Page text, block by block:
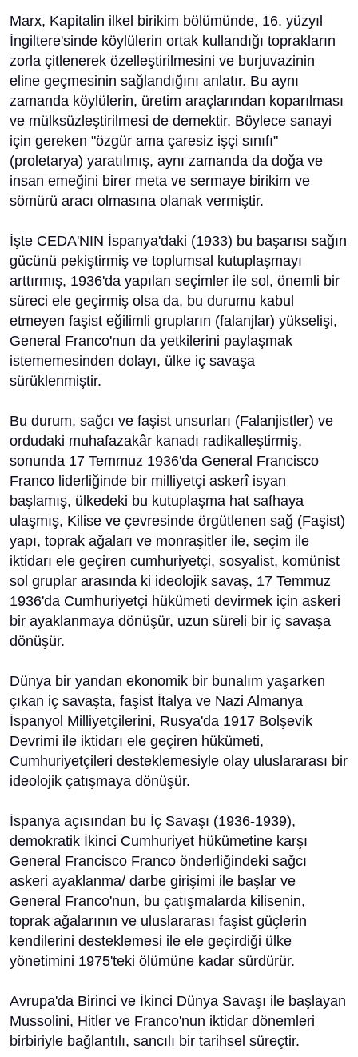
Marx, Kapitalin ilkel birikim bölümünde, 16. yüzyıl
İngiltere'sinde köylülerin ortak kullandığı toprakların
zorla çitlenerek özelleştirilmesini ve burjuvazinin
eline geçmesinin sağlandığını anlatır. Bu aynı
zamanda köylülerin, üretim araçlarından koparılması
ve mülksüzleştirilmesi de demektir. Böylece sanayi
için gereken "özgür ama çaresiz işçi sınıfı"
(proletarya) yaratılmış, aynı zamanda da doğa ve
insan emeğini birer meta ve sermaye birikim ve
sömürü aracı olmasına olanak vermiştir.
İşte CEDA'NIN İspanya'daki (1933) bu başarısı sağın
gücünü pekiştirmiş ve toplumsal kutuplaşmayı
arttırmış, 1936'da yapılan seçimler ile sol, önemli bir
süreci ele geçirmiş olsa da, bu durumu kabul
etmeyen faşist eğilimli grupların (falanjlar) yükselişi,
General Franco'nun da yetkilerini paylaşmak
istememesinden dolayı, ülke iç savaşa
sürüklenmiştir.
Bu durum, sağcı ve faşist unsurları (Falanjistler) ve
ordudaki muhafazakâr kanadı radikalleştirmiş,
sonunda 17 Temmuz 1936'da General Francisco
Franco liderliğinde bir milliyetçi askerî isyan
başlamış, ülkedeki bu kutuplaşma hat safhaya
ulaşmış, Kilise ve çevresinde örgütlenen sağ (Faşist)
yapı, toprak ağaları ve monraşitler ile, seçim ile
iktidarı ele geçiren cumhuriyetçi, sosyalist, komünist
sol gruplar arasında ki ideolojik savaş, 17 Temmuz
1936'da Cumhuriyetçi hükümeti devirmek için askeri
bir ayaklanmaya dönüşür, uzun süreli bir iç savaşa
dönüşür.
Dünya bir yandan ekonomik bir bunalım yaşarken
çıkan iç savaşta, faşist İtalya ve Nazi Almanya
İspanyol Milliyetçilerini, Rusya'da 1917 Bolşevik
Devrimi ile iktidarı ele geçiren hükümeti,
Cumhuriyetçileri desteklemesiyle olay uluslararası bir
ideolojik çatışmaya dönüşür.
İspanya açısından bu İç Savaşı (1936-1939),
demokratik İkinci Cumhuriyet hükümetine karşı
General Francisco Franco önderliğindeki sağcı
askeri ayaklanma/ darbe girişimi ile başlar ve
General Franco'nun, bu çatışmalarda kilisenin,
toprak ağalarının ve uluslararası faşist güçlerin
kendilerini desteklemesi ile ele geçirdiği ülke
yönetimini 1975'teki ölümüne kadar sürdürür.
Avrupa'da Birinci ve İkinci Dünya Savaşı ile başlayan
Mussolini, Hitler ve Franco'nun iktidar dönemleri
birbiriyle bağlantılı, sancılı bir tarihsel süreçtir.